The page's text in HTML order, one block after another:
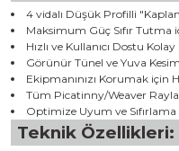
4 vidalı Düşük Profilli
Maksimum Güç Sıfır Tutma
Hızlı ve Kullanıcı Dostu
Görünür Tünel ve Yuva
Ekipmanınızı Korumak için
Tüm Picatinny/Weaver
Optimize Uyum ve
Teknik Özellikleri: